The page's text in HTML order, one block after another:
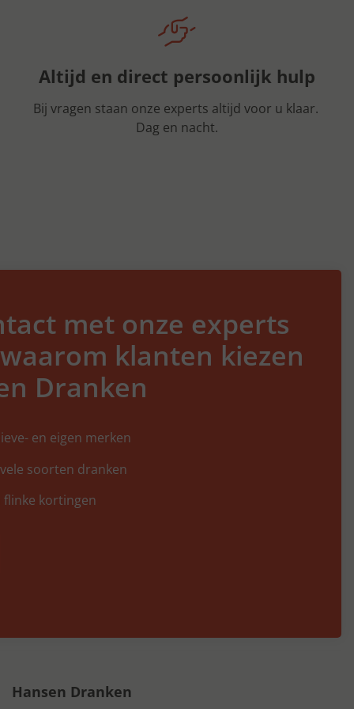
Altijd en direct persoonlijk hulp
Bij vragen staan onze experts altijd voor u klaar.
Dag en nacht.
met onze experts
klanten kiezen
Dranken
en eigen merken
soorten dranken
flinke kortingen
Hansen Dranken